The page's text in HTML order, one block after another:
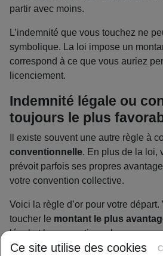
partir avec moins.
L’indemnité que vous touchez ne
symbolique. La loi impose un
correspond à ce que vous auriez
licenciement.
Indemnité légale ou
toujours le plus
Il existe souvent une autre règle à
conventionnelle. En plus de la loi,
prévoit parfois ses propres
votre convention collective.
Voici la règle d’or pour votre
toucher le montant le plus
légal et le conventionnel.
Ce site utilise des cookies